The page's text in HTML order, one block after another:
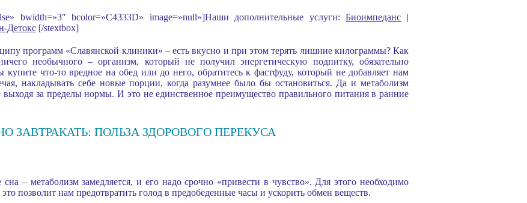
bwidth=»3″ bcolor=»C4333D» image=»null»]Наши дополнительные услуги:Биоимпеданс |
Детокс [/stextbox]
программ «Славянской клиники» – есть вкусно и при этом терять лишние килограммы? Как
необычного – организм, который не получил энергетическую подпитку, обязательно
купите что-то вредное на обед или до него, обратитесь к фастфуду, который не добавляет нам
накладывать себе новые порции, когда разумнее было бы остановиться. Да и метаболизм
выходя за пределы нормы. И это не единственное преимущество правильного питания в ранние
ПОЛЬЗА ЗДОРОВОГО ПЕРЕКУСА
сна – метаболизм замедляется, и его надо срочно «привести в чувство». Для этого необходимо
это позволит нам предотвратить голод в предобеденные часы и ускорить обмен веществ.